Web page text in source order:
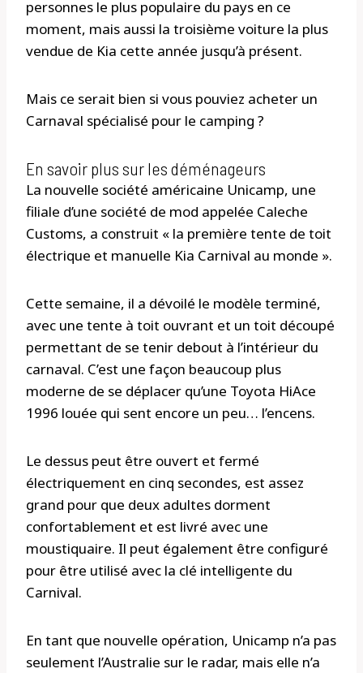
personnes le plus populaire du pays en ce
moment, mais aussi la troisième voiture la plus
vendue de Kia cette année jusqu’à présent.
Mais ce serait bien si vous pouviez acheter un
Carnaval spécialisé pour le camping ?
En savoir plus sur les déménageurs
La nouvelle société américaine Unicamp, une
filiale d’une société de mod appelée Caleche
Customs, a construit « la première tente de toit
électrique et manuelle Kia Carnival au monde ».
Cette semaine, il a dévoilé le modèle terminé,
avec une tente à toit ouvrant et un toit découpé
permettant de se tenir debout à l’intérieur du
carnaval. C’est une façon beaucoup plus
moderne de se déplacer qu’une Toyota HiAce
1996 louée qui sent encore un peu… l’encens.
Le dessus peut être ouvert et fermé
électriquement en cinq secondes, est assez
grand pour que deux adultes dorment
confortablement et est livré avec une
moustiquaire. Il peut également être configuré
pour être utilisé avec la clé intelligente du
Carnival.
En tant que nouvelle opération, Unicamp n’a pas
seulement l’Australie sur le radar, mais elle n’a